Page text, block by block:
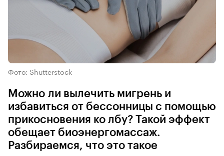
Фото: Shutterstock
Можно ли вылечить мигрень и
избавиться от бессонницы с помощью
прикосновения ко лбу? Такой эффект
обещает биоэнергомассаж.
Разбираемся, что это такое